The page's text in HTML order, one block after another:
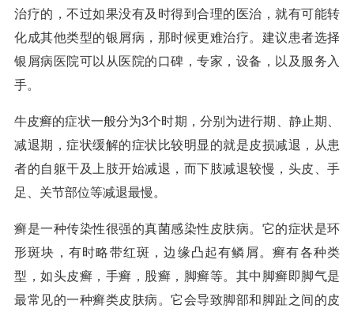
治疗的，不过如果没有及时得到合理的医治，就有可能转
化成其他类型的银屑病，那时候更难治疗。建议患者选择
银屑病医院可以从医院的口碑，专家，设备，以及服务入
手。
牛皮癣的症状一般分为3个时期，分别为进行期、静止期、
减退期，症状缓解的症状比较明显的就是皮损减退，从患
者的自躯干及上肢开始减退，而下肢减退较慢，头皮、手
足、关节部位等减退最慢。
癣是一种传染性很强的真菌感染性皮肤病。它的症状是环
形斑块，有时略带红斑，边缘凸起有鳞屑。癣有各种类
型，如头皮癣，手癣，股癣，脚癣等。其中脚癣即脚气是
最常见的一种癣类皮肤病。它会导致脚部和脚趾之间的皮